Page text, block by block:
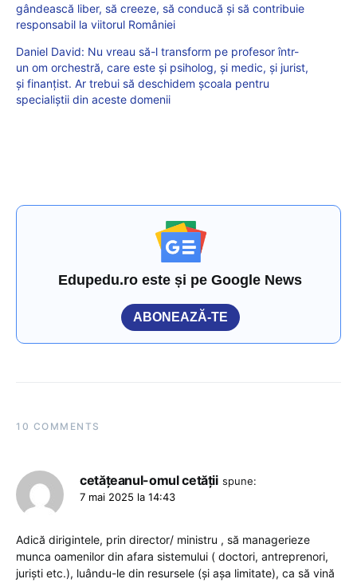
gândească liber, să creeze, să conducă și să contribuie
responsabil la viitorul României
Daniel David: Nu vreau să-l transform pe profesor într-
un om orchestră, care este și psiholog, și medic, și jurist,
și finanțist. Ar trebui să deschidem școala pentru
specialiștii din aceste domenii
Edupedu.ro este și pe Google News
ABONEAZĂ-TE
10 COMMENTS
cetățeanul-omul cetății spune:
7 mai 2025 la 14:43
Adică dirigintele, prin director/ ministru , să managerieze
munca oamenilor din afara sistemului ( doctori, antreprenori,
juriști etc.), luându-le din resursele (și așa limitate), ca să vină